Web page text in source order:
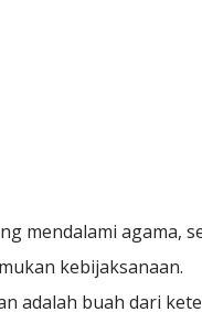
mendalami agama,
kebijaksanaan.
adalah buah dari